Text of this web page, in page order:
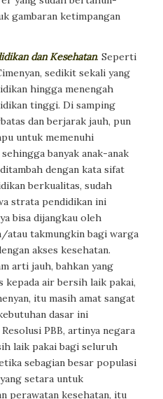
gambaran ketimpangan
dan Kesehatan. Seperti
sedikit sekali yang
hingga menengah
tinggi. Di samping
dan berjarak jauh, pun
untuk memenuhi
banyak anak-anak
dengan kata sifat
berkualitas, sudah
strata pendidikan ini
bisa dijangkau oleh
atau takmungkin bagi warga
akses kesehatan.
arti jauh, bahkan yang
kepada air bersih laik pakai,
itu masih amat sangat
dasar ini
PBB, artinya negara
laik pakai bagi seluruh
sebagian besar populasi
setara untuk
perawatan kesehatan, itu